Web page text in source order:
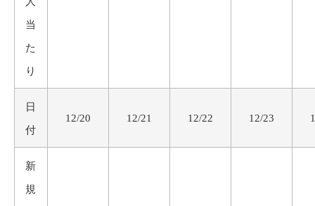
当
た
り
日
付
12/20 12/21 12/22 12/23
新
規